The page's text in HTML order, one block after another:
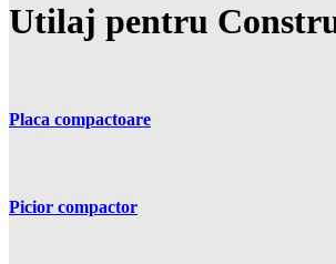
Utilaj pentru
Placa compactoare
Picior compactor